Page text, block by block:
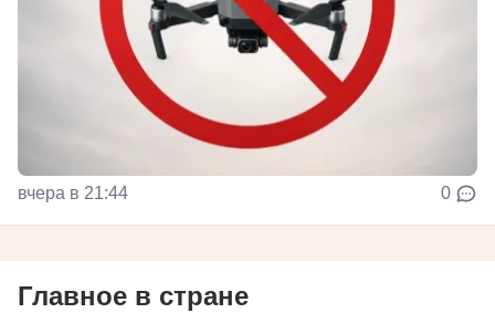
вчера в 21:44 0
Главное в стране